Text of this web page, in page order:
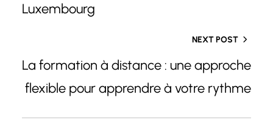
Luxembourg
NEXT POST
La formation à distance : une approche
flexible pour apprendre à votre rythme